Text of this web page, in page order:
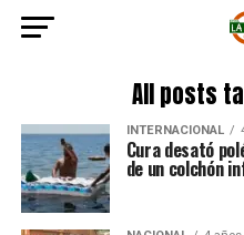
All posts
INTERNACIONAL
Cura desató
de un colchón